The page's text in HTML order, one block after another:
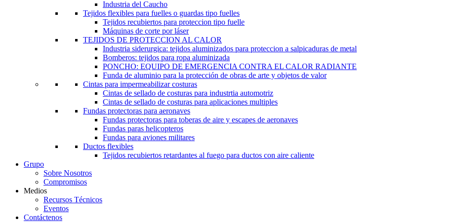
Industria del Caucho
Tejidos flexibles para fuelles o guardas tipo fuelles
Tejidos recubiertos para proteccion tipo fuelle
Máquinas de corte por láser
TEJIDOS DE PROTECCION AL CALOR
Industria siderurgica: tejidos aluminizados para proteccion a salpicaduras de metal
Bomberos: tejidos para ropa aluminizada
PONCHO: EQUIPO DE EMERGENCIA CONTRA EL CALOR RADIANTE
Funda de aluminio para la protección de obras de arte y objetos de valor
Cintas para impermeabilizar costuras
Cintas de sellado de costuras para industrtia automotriz
Cintas de sellado de costuras para aplicaciones multiples
Fundas protectoras para aeronaves
Fundas protectoras para toberas de aire y escapes de aeronaves
Fundas paras helicopteros
Fundas para aviones militares
Ductos flexibles
Tejidos recubiertos retardantes al fuego para ductos con aire caliente
Grupo
Sobre Nosotros
Compromisos
Medios
Recursos Técnicos
Eventos
Contáctenos